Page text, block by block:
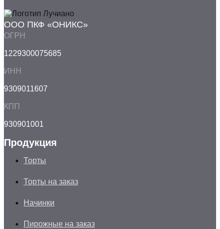
ООО ПКФ «ОНИКС»
ОГРН
1229300075685
ИНН
9309011607
КПП
930901001
Продукция
Торты
Торты на заказ
Начинки
Пирожные на заказ